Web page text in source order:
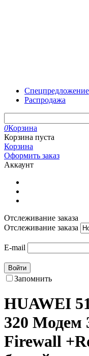
Спецпредложение
Распродажа
0Корзина
Корзина пуста
Корзина
Оформить заказ
Аккаунт
Отслеживание заказа
Отслеживание заказа
E-mail
Войти
Запомнить
HUAWEI
320 Модем
Firewall